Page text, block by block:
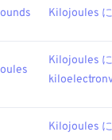
Kilojoules
Kilojoules に
Kilojoules